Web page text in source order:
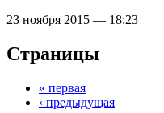
23 ноября 2015 — 18:23
Страницы
« первая
‹ предыдущая